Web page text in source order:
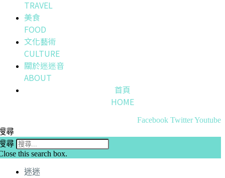
TRAVEL
美食
FOOD
文化藝術
CULTURE
關於迷迷音
ABOUT
首頁
HOME
Facebook TwitterYoutube
尋
尋
this search box.
迷迷